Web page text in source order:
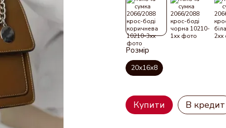
Розмір
20x16x8
Купити В кредит